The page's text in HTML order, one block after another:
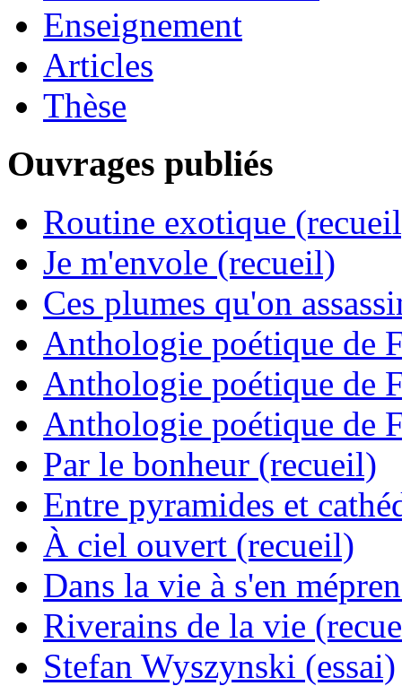
Enseignement
Articles
Thèse
Ouvrages publiés
Routine exotique
Je m'envole (recueil)
Ces plumes qu'on
Anthologie poétique de
Anthologie poétique de
Anthologie poétique de
Par le bonheur (recueil)
Entre pyramides et
À ciel ouvert (recueil)
Dans la vie à s'en
Riverains de la vie
Stefan Wyszynski (essai)